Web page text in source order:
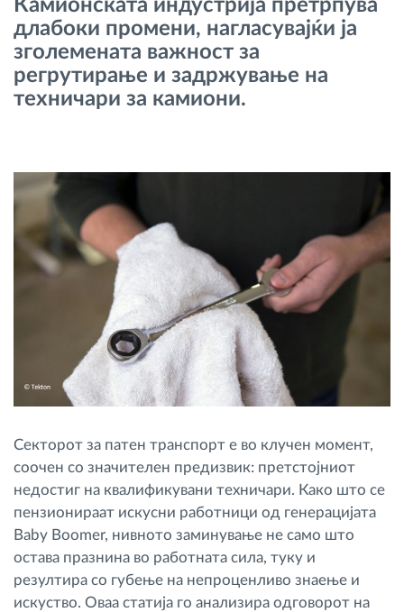
Управување со горивото
Планирање и следење на рутите
Како ја решаваме
Калкулатор за заштеди
Камионската индустрија претрпува
длабоки промени, нагласувајќи ја
зголемената важност за
регрутирање и задржување на
техничари за камиони.
Секторот за патен транспорт е во клучен момент,
соочен со значителен предизвик: претстојниот
недостиг на квалификувани техничари. Како што се
пензионираат искусни работници од генерацијата
Baby Boomer, нивното заминување не само што
остава празнина во работната сила, туку и
резултира со губење на непроценливо знаење и
искуство. Оваа статија го анализира одговорот на